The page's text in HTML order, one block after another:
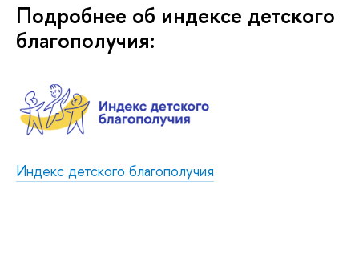
Подробнее об индексе детского
благополучия:
Индекс детского благополучия